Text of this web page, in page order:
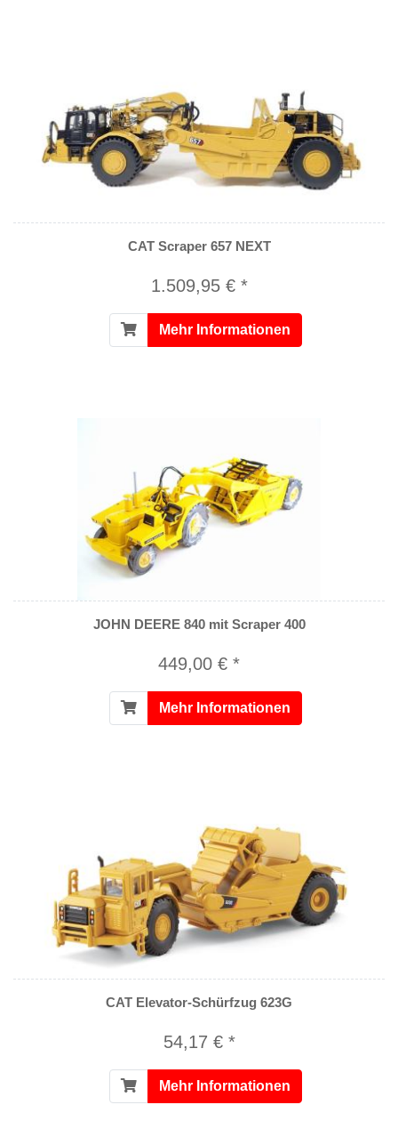
CAT Scraper 657 NEXT
1.509,95 € *
Mehr Informationen
JOHN DEERE 840 mit Scraper 400
449,00 € *
Mehr Informationen
CAT Elevator-Schürfzug 623G
54,17 € *
Mehr Informationen